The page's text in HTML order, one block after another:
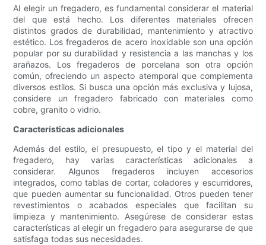
Al elegir un fregadero, es fundamental considerar el material
del que está hecho. Los diferentes materiales ofrecen
distintos grados de durabilidad, mantenimiento y atractivo
estético. Los fregaderos de acero inoxidable son una opción
popular por su durabilidad y resistencia a las manchas y los
arañazos. Los fregaderos de porcelana son otra opción
común, ofreciendo un aspecto atemporal que complementa
diversos estilos. Si busca una opción más exclusiva y lujosa,
considere un fregadero fabricado con materiales como
cobre, granito o vidrio.
Características adicionales
Además del estilo, el presupuesto, el tipo y el material del
fregadero, hay varias características adicionales a
considerar. Algunos fregaderos incluyen accesorios
integrados, como tablas de cortar, coladores y escurridores,
que pueden aumentar su funcionalidad. Otros pueden tener
revestimientos o acabados especiales que facilitan su
limpieza y mantenimiento. Asegúrese de considerar estas
características al elegir un fregadero para asegurarse de que
satisfaga todas sus necesidades.